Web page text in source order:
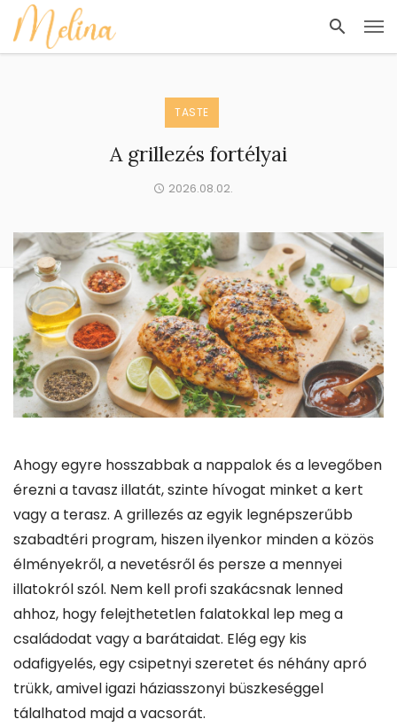
TASTE
A grillezés fortélyai
2026.08.02.
Ahogy egyre hosszabbak a nappalok és a levegőben
érezni a tavasz illatát, szinte hívogat minket a kert
vagy a terasz. A grillezés az egyik legnépszerűbb
szabadtéri program, hiszen ilyenkor minden a közös
élményekről, a nevetésről és persze a mennyei
illatokról szól. Nem kell profi szakácsnak lenned
ahhoz, hogy felejthetetlen falatokkal lep meg a
családodat vagy a barátaidat. Elég egy kis
odafigyelés, egy csipetnyi szeretet és néhány apró
trükk, amivel igazi háziasszonyi büszkeséggel
tálalhatod majd a vacsorát.